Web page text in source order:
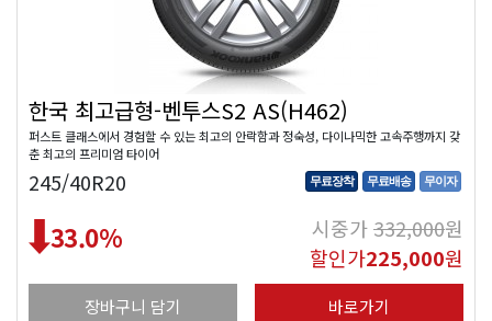
한국 최고급형-벤투스S2 AS(H462)
퍼스트 클래스에서 경험할 수 있는 최고의 안락함과 정숙성, 다이나믹한 고속주행까지 갖
춘 최고의 프리미엄 타이어
245/40R20 무료장착 무료배송 무이자
33.0% 시중가332,000원
할인가225,000원
장바구니 담기 바로가기